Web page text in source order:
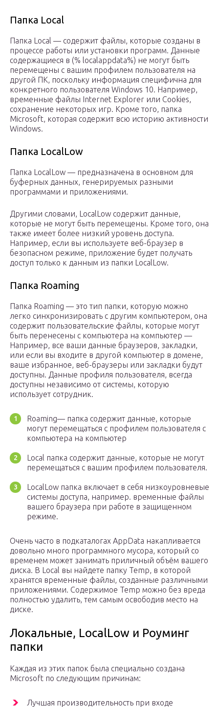
Папка Local
Папка Local — содержит файлы, которые созданы в
процессе работы или установки программ. Данные
содержащиеся в (% localappdata%) не могут быть
перемещены с вашим профилем пользователя на
другой ПК, поскольку информация специфична для
конкретного пользователя Windows 10. Например,
временные файлы Internet Explorer или Cookies,
сохранение некоторых игр. Кроме того, папка
Microsoft, которая содержит всю историю активности
Windows.
Папка LocalLow
Папка LocalLow — предназначена в основном для
буферных данных, генерируемых разными
программами и приложениями.
Другими словами, LocalLow содержит данные,
которые не могут быть перемещены. Кроме того, она
также имеет более низкий уровень доступа.
Например, если вы используете веб-браузер в
безопасном режиме, приложение будет получать
доступ только к данным из папки LocalLow.
Папка Roaming
Папка Roaming — это тип папки, которую можно
легко синхронизировать с другим компьютером, она
содержит пользовательские файлы, которые могут
быть перенесены с компьютера на компьютер —
Например, все ваши данные браузеров, закладки,
или если вы входите в другой компьютер в домене,
ваше избранное, веб-браузеры или закладки будут
доступны. Данные профиля пользователя, всегда
доступны независимо от системы, которую
использует сотрудник.
Roaming— папка содержит данные, которые
могут перемещаться с профилем пользователя с
компьютера на компьютер
Local папка содержит данные, которые не могут
перемещаться с вашим профилем пользователя.
LocalLow папка включает в себя низкоуровневые
системы доступа, например. временные файлы
вашего браузера при работе в защищенном
режиме.
Очень часто в подкаталогах AppData накапливается
довольно много программного мусора, который со
временем может занимать приличный объём вашего
диска. В Local вы найдете папку Temp, в которой
хранятся временные файлы, созданные различными
приложениями. Содержимое Temp можно без вреда
полностью удалить, тем самым освободив место на
диске.
Локальные, LocalLow и Роуминг
папки
Каждая из этих папок была специально создана
Microsoft по следующим причинам:
Лучшая производительность при входе